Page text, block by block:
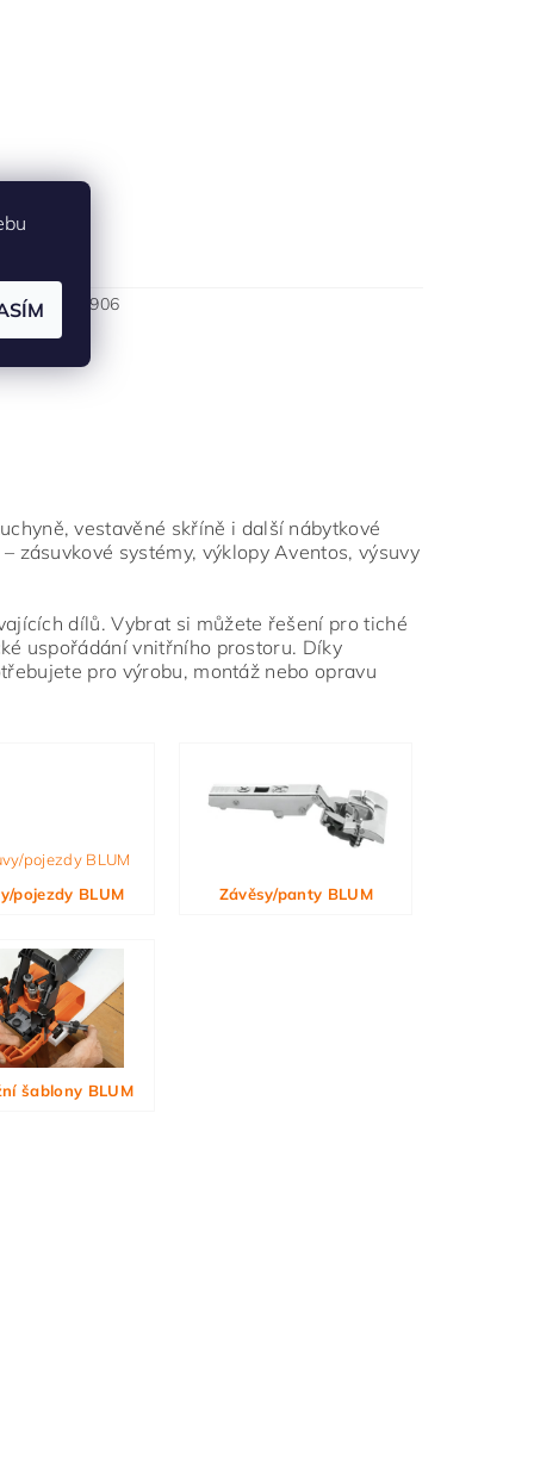
P 1000R906
vestavěné skříně i další nábytkové
zásuvkové systémy, výklopy Aventos, výsuvy
dílů. Vybrat si můžete řešení pro tiché
uspořádání vnitřního prostoru. Díky
pro výrobu, montáž nebo opravu
pojezdy BLUM Závěsy/panty BLUM
šablony BLUM